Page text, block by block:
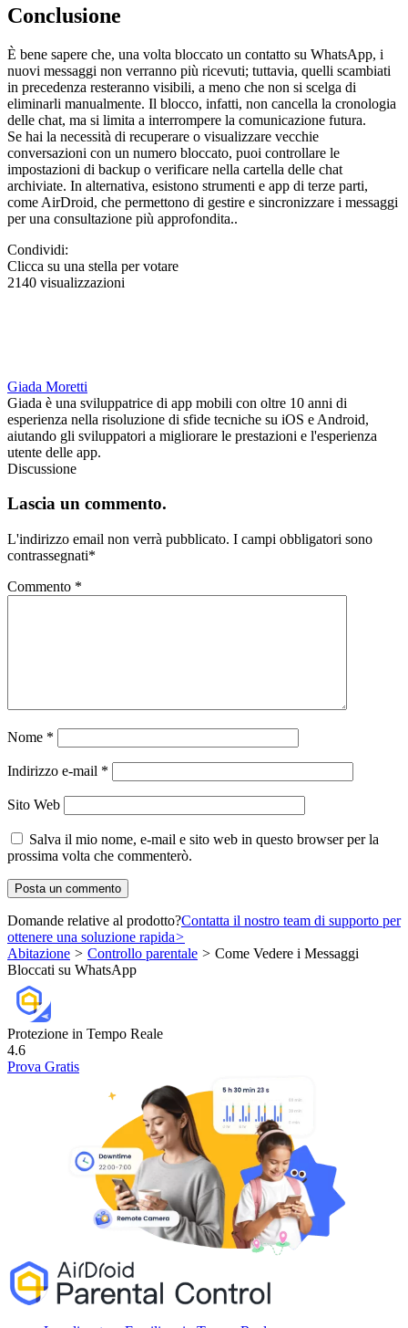
Conclusione
È bene sapere che, una volta bloccato un contatto su WhatsApp, i
nuovi messaggi non verranno più ricevuti; tuttavia, quelli scambiati
in precedenza resteranno visibili, a meno che non si scelga di
eliminarli manualmente. Il blocco, infatti, non cancella la cronologia
delle chat, ma si limita a interrompere la comunicazione futura.
Se hai la necessità di recuperare o visualizzare vecchie
conversazioni con un numero bloccato, puoi controllare le
impostazioni di backup o verificare nella cartella delle chat
archiviate. In alternativa, esistono strumenti e app di terze parti,
come AirDroid, che permettono di gestire e sincronizzare i messaggi
per una consultazione più approfondita..
Condividi:
Clicca su una stella per votare
2140 visualizzazioni
Giada Moretti
Giada è una sviluppatrice di app mobili con oltre 10 anni di
esperienza nella risoluzione di sfide tecniche su iOS e Android,
aiutando gli sviluppatori a migliorare le prestazioni e l'esperienza
utente delle app.
Discussione
Lascia un commento.
L'indirizzo email non verrà pubblicato. I campi obbligatori sono
contrassegnati*
Commento *
Nome *
Indirizzo e-mail *
Sito Web
Salva il mio nome, e-mail e sito web in questo browser per la
prossima volta che commenterò.
Domande relative al prodotto?Contatta il nostro team di supporto per
ottenere una soluzione rapida>
Abitazione > Controllo parentale > Come Vedere i Messaggi
Bloccati su WhatsApp
Protezione in Tempo Reale
4.6
Prova Gratis